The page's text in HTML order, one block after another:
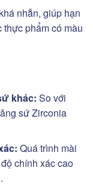
nhẵn, giúp hạn
thực phẩm có màu
khác: So với
sứ Zirconia
Quá trình mài
chính xác cao